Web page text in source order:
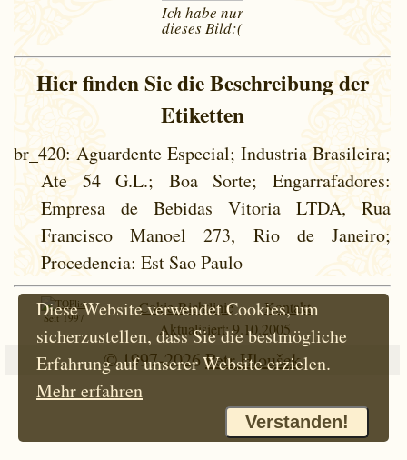
Ich habe nur
diesesBild:(
Hier finden Sie die Beschreibung der
Etiketten
br_420: Aguardente Especial; Industria Brasileira;
Ate 54 G.L.; Boa Sorte; Engarrafadores:
Empresa de Bebidas Vitoria LTDA, Rua
Francisco Manoel 273, Rio de Janeiro;
Procedencia: Est Sao Paulo
Seit 1997
Cokie-Richtlinie
Kontakt
Aktualisiert: 9.10.2005
© 1997-2026 Petr Hloušek
Diese Website verwendet Cookies, um
sicherzustellen, dass Sie die bestmögliche
Erfahrung auf unserer Website erzielen.
Mehr erfahren
Verstanden!